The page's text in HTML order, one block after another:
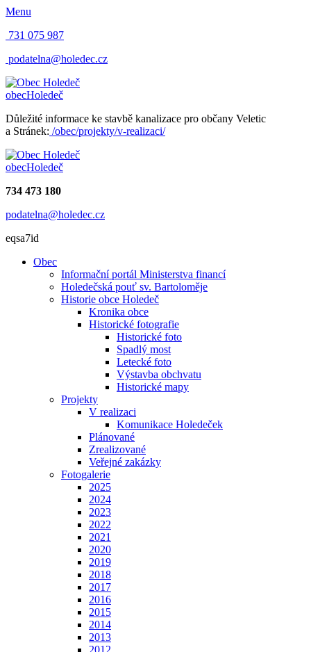
Menu
731 075 987
podatelna@holedec.cz
obecHoledeč
Důležité informace ke stavbě kanalizace pro občany Veletic
a Stránek: /obec/projekty/v-realizaci/
obecHoledeč
734 473 180
podatelna@holedec.cz
eqsa7id
Obec
Informační portál Ministerstva financí
Holedečská pouť sv. Bartoloměje
Historie obce Holedeč
Kronika obce
Historické fotografie
Historické foto
Spadlý most
Letecké foto
Výstavba obchvatu
Historické mapy
Projekty
V realizaci
Komunikace Holedeček
Plánované
Zrealizované
Veřejné zakázky
Fotogalerie
2025
2024
2023
2022
2021
2020
2019
2018
2017
2016
2015
2014
2013
2012